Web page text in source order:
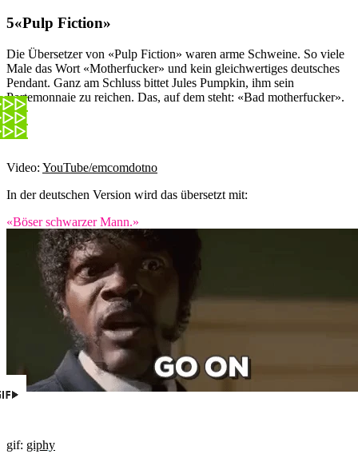
«Pulp Fiction»
Die Übersetzer von «Pulp Fiction» waren arme Schweine. So viele
Male das Wort «Motherfucker» und kein gleichwertiges deutsches
Pendant. Ganz am Schluss bittet Jules Pumpkin, ihm sein
Portemonnaie zu reichen. Das, auf dem steht: «Bad motherfucker».
Video: YouTube/emcomdotno
In der deutschen Version wird das übersetzt mit:
«Böser schwarzer Mann.»
gif: giphy